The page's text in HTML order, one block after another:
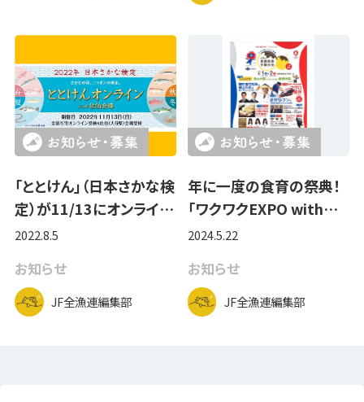
「ととけん」（日本さかな検
定）が11/13にオンライ…
2022.8.5
お知らせ
JF全漁連編集部
年に一度の食育の祭典！
「ワクワクEXPO with…
2024.5.22
お知らせ
JF全漁連編集部